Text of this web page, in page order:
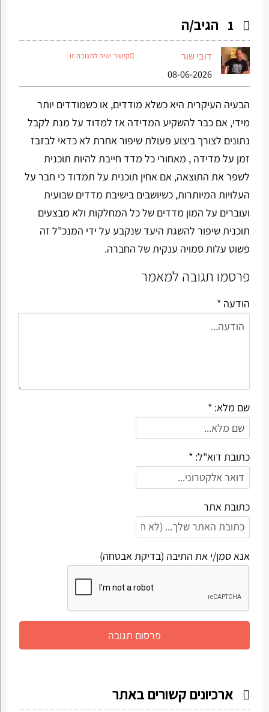
1 הגיב/ה
דובי שור
08-06-2026
קישור ישיר לתגובה זו
הבעיה העיקרית היא כשלא מודדים, או כשמודדים יותר
מידי, אם כבר להשקיע המדידה אז למדוד על מנת לקבל
נתונים לצורך ביצוע פעולת שיפור אחרת לא כדאי לבזבז
זמן על מדידה , מאחורי כל מדד חייבת להיות תוכנית
לשפר את התוצאה, אם אחין תוכנית על תמדוד כי חבר על
העלויות המיותרות, כשיושבים בישיבת מדדים שבועית
ועוברים על המון מדדים של כל המחלקות ולא מבצעים
תוכנית שיפור להשגת היעד שנקבע על ידי המנכ"ל זה
פשוט עלות סמויה ענקית של החברה.
פרסמו תגובה למאמר
הודעה *
שם מלא: *
כתובת דוא"ל: *
כתובת אתר
אנא סמן/י את התיבה (בדיקת אבטחה)
ארכיונים קשורים באתר